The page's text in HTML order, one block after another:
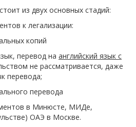
из двух основных стадий:
к легализации:
копий
перевод на английский язык с
не рассматривается, даже
перевода;
перевода
в Минюсте, МИДе,
ОАЭ в Москве.